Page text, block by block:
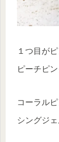
１つ目が
ピーチピン
コーラル
シングジェ